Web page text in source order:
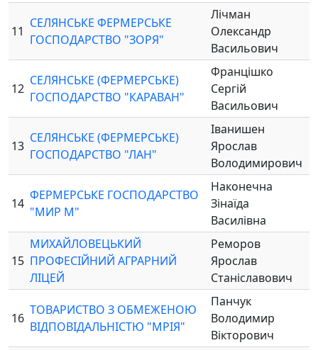
11
СЕЛЯНСЬКЕ ФЕРМЕРСЬКЕ
ГОСПОДАРСТВО "ЗОРЯ"
Лічман
Олександр
Васильович
12
СЕЛЯНСЬКЕ (ФЕРМЕРСЬКЕ)
ГОСПОДАРСТВО "КАРАВАН"
Францішко
Сергій
Васильович
13
СЕЛЯНСЬКЕ (ФЕРМЕРСЬКЕ)
ГОСПОДАРСТВО "ЛАН"
Іванишен
Ярослав
Володимирович
14
ФЕРМЕРСЬКЕ ГОСПОДАРСТВО
"МИР М"
Наконечна
Зінаїда
Василівна
15
МИХАЙЛОВЕЦЬКИЙ
ПРОФЕСІЙНИЙ АГРАРНИЙ
ЛІЦЕЙ
Реморов
Ярослав
Станіславович
16
ТОВАРИСТВО З ОБМЕЖЕНОЮ
ВІДПОВІДАЛЬНІСТЮ "МРІЯ"
Панчук
Володимир
Вікторович